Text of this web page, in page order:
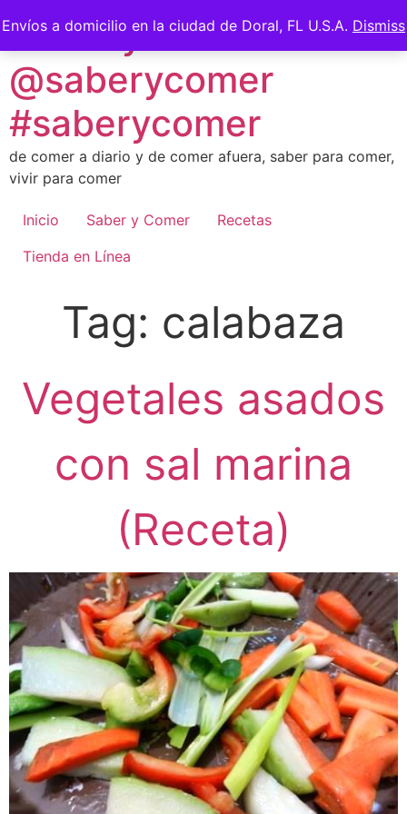
Envíos a domicilio en la ciudad de Doral, FL U.S.A. Dismiss
to
content
Saber y Comer -
@saberycomer
#saberycomer
de comer a diario y de comer afuera, saber para comer,
vivir para comer
Inicio Saber y Comer
Recetas
Tienda en Línea
Tag: calabaza
Vegetales asados
con sal marina
(Receta)